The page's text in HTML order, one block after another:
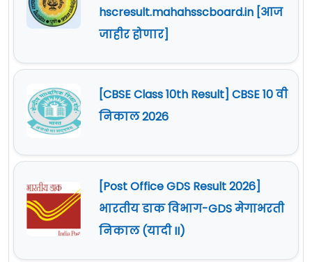
hscresult.mahahsscboard.in [आज
जाहीर होणार]
[CBSE Class 10th Result] CBSE 10 वी
निकाल 2026
[Post Office GDS Result 2026]
भारतीय डाक विभाग-GDS मेगाभरती
निकाल (यादी II)